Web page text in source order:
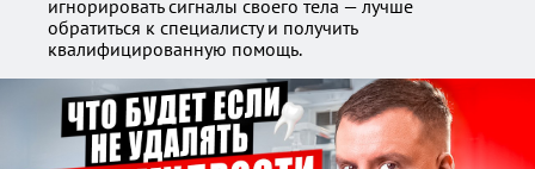
игнорировать сигналы своего тела — лучше
обратиться к специалисту и получить
квалифицированную помощь.